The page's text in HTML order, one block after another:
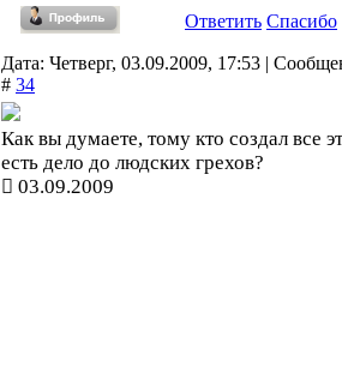
Ответить Спасибо
Дата: Четверг, 03.09.2009, 17:53 |
# 34
Как вы думаете, тому кто создал все
есть дело до людских грехов?
03.09.2009